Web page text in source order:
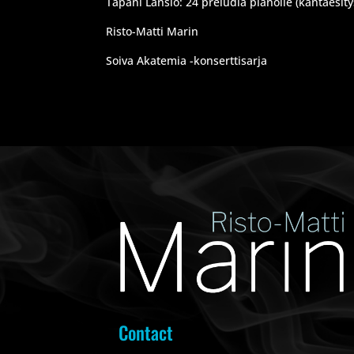
Risto-Matti Marin
Soiva Akatemia -konserttisarja
Contact